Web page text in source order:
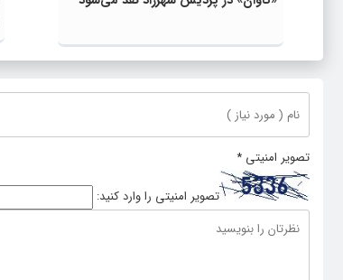
تصویر امنیتی *
تصویر امنیتی را وارد کنید: